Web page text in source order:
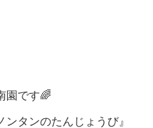
園です🌈
タンのたんじょうび』